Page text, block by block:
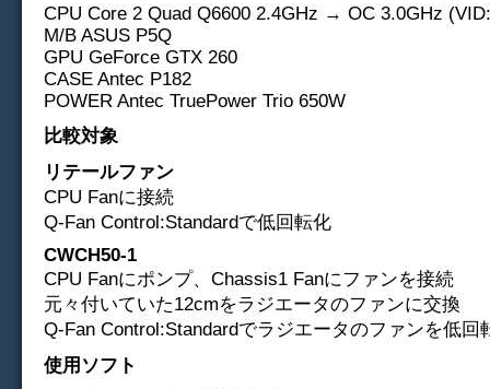
CPU Core 2 Quad Q6600 2.4GHz → OC 3.0GHz
M/B ASUS P5Q
GPU GeForce GTX 260
CASE Antec P182
POWER Antec TruePower Trio 650W
比較対象
リテールファン
CPU Fanに接続
Q-Fan Control:Standardで低回転化
CWCH50-1
CPU Fanにポンプ、Chassis1 Fanにファンを接続
元々付いていた12cmをラジエータのファンに交換
Q-Fan Control:Standardでラジエータのファンを低回
使用ソフト